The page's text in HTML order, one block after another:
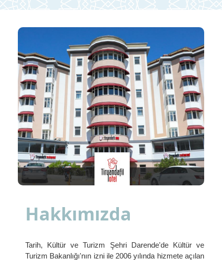
Hakkımızda
Tarih, Kültür ve Turizm Şehri Darende'de Kültür ve
Turizm Bakanlığı'nın izni ile 2006 yılında hizmete açılan